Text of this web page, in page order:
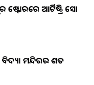
ଷ୍ଟୋରରେ ଆର୍ଟିଷ୍ଟ୍ରି ସୋ
ବିଦ୍ୟା ମନ୍ଦିରର ଶତ